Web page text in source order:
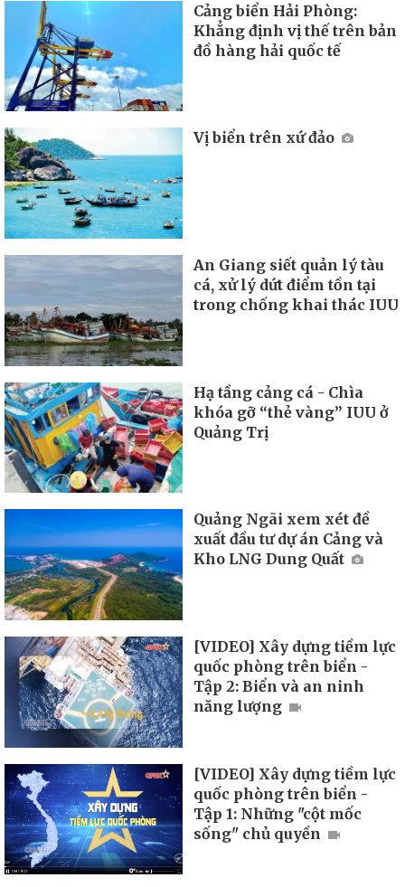
Cảng biển Hải Phòng:
Khẳng định vị thế trên bản
đồ hàng hải quốc tế
Vị biển trên xứ đảo
An Giang siết quản lý tàu
cá, xử lý dứt điểm tồn tại
trong chống khai thác IUU
Hạ tầng cảng cá - Chìa
khóa gỡ “thẻ vàng” IUU ở
Quảng Trị
Quảng Ngãi xem xét đề
xuất đầu tư dự án Cảng và
Kho LNG Dung Quất
[VIDEO] Xây dựng tiềm lực
quốc phòng trên biển -
Tập 2: Biển và an ninh
năng lượng
[VIDEO] Xây dựng tiềm lực
quốc phòng trên biển -
Tập 1: Những "cột mốc
sống" chủ quyền